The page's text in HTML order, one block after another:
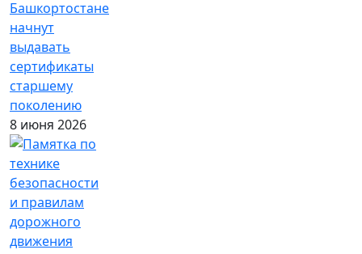
Башкортостане
начнут
выдавать
сертификаты
старшему
поколению
8 июня 2026